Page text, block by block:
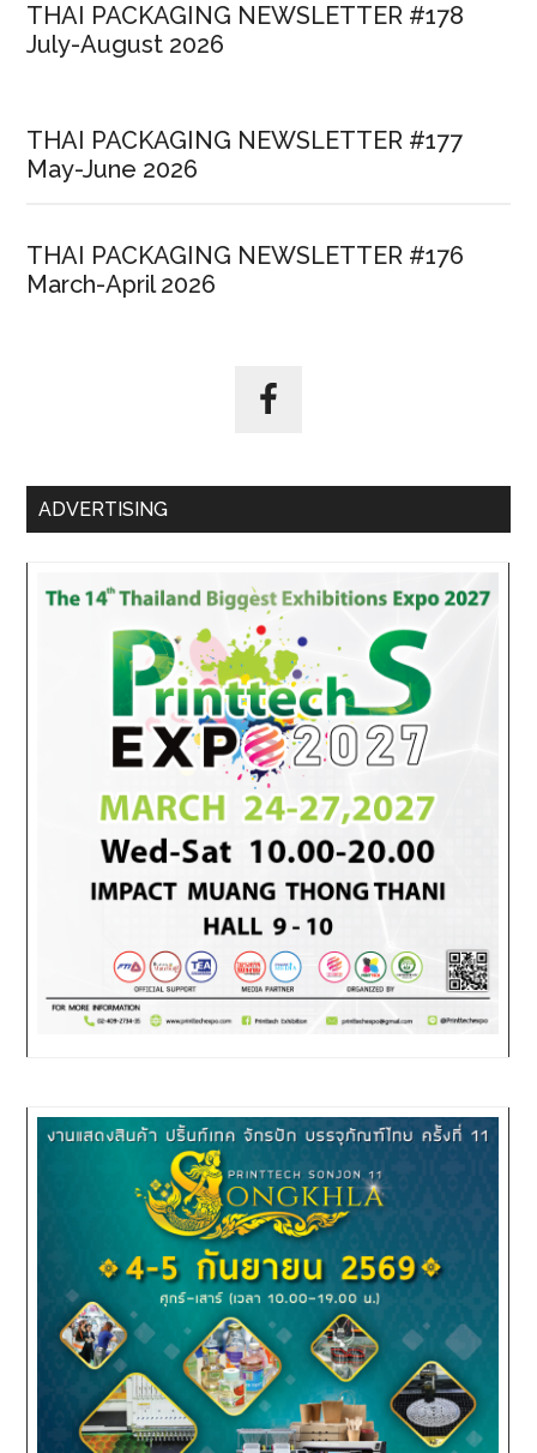
THAI PACKAGING NEWSLETTER #178
July-August 2026
THAI PACKAGING NEWSLETTER #177
May-June 2026
THAI PACKAGING NEWSLETTER #176
March-April 2026
ADVERTISING